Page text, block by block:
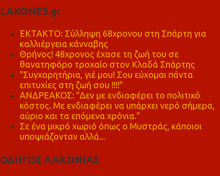
LAKONES.gr
ΕΚΤΑΚΤΟ: Σύλληψη 68χρονου στη Σπάρτη για
καλλιέργεια κάνναβης
Θρήνος! 48χρονος έχασε τη ζωή του σε
θανατηφόρο τροχαίο στον Κλαδά Σπάρτης
"Συγχαρητήρια, γιέ μου! Σου εύχομαι πάντα
επιτυχίες στη ζωή σου !!!!"
ΑΝΔΡΕΑΚΟΣ: "Δεν με ενδιαφέρει το πολιτικό
κόστος. Με ενδιαφέρει να υπάρχει νερό σήμερα,
αύριο και τα επόμενα χρόνια."
Σε ένα μικρό χωριό όπως ο Μυστράς, κάποιοι
υποψιάζονταν αλλά...
ΟΔΗΓΟΣ ΛΑΚΩΝΙΑΣ